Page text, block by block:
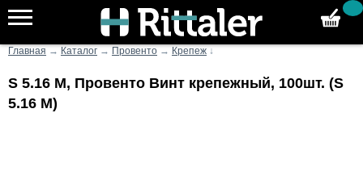
Главная → Каталог → Провенто → Крепеж ↓
S 5.16 M, Провенто Винт крепежный, 100шт. (S
5.16 M)